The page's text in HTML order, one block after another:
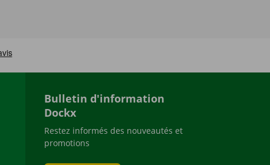
Bulletin d'information
Dockx
Restez informés des nouveautés et
promotions